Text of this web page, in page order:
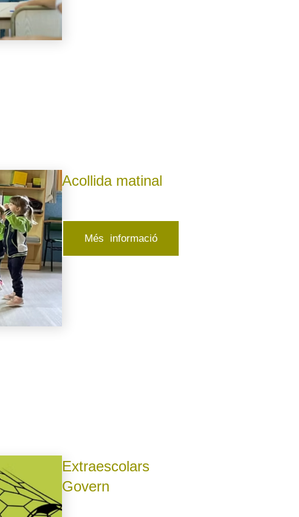
Acollida matinal
Més informació
Extraescolars
Govern